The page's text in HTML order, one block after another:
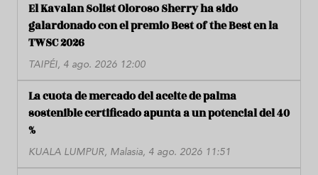
El Kavalan Solist Oloroso Sherry ha sido
galardonado con el premio Best of the Best en la
TWSC 2026
TAIPÉI, 4 ago. 2026 12:00
La cuota de mercado del aceite de palma
sostenible certificado apunta a un potencial del 40
%
KUALA LUMPUR, Malasia, 4 ago. 2026 11:51